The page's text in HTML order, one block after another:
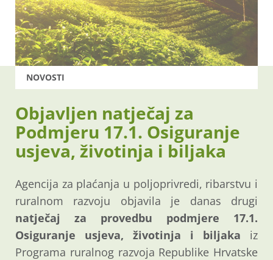
NOVOSTI
Objavljen natječaj za
Podmjeru 17.1. Osiguranje
usjeva, životinja i biljaka
Agencija za plaćanja u poljoprivredi, ribarstvu i
ruralnom razvoju objavila je danas drugi
natječaj za provedbu podmjere 17.1.
Osiguranje usjeva, životinja i biljaka iz
Programa ruralnog razvoja Republike Hrvatske